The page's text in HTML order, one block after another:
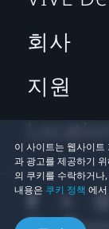
이 사이트는 웹사이
과 광고를 제공하기
의 쿠키를 수락하거
내용은 쿠키 정책 에
회사
지원